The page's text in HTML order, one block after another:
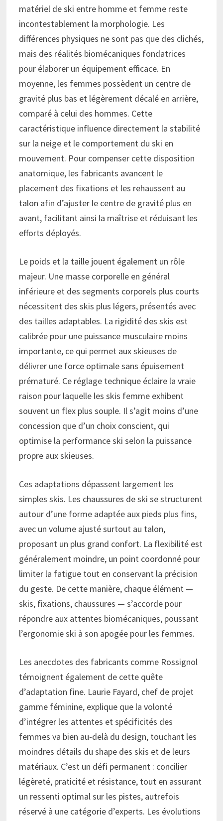
matériel de ski entre homme et femme reste
incontestablement la morphologie. Les
différences physiques ne sont pas que des clichés,
mais des réalités biomécaniques fondatrices
pour élaborer un équipement efficace. En
moyenne, les femmes possèdent un centre de
gravité plus bas et légèrement décalé en arrière,
comparé à celui des hommes. Cette
caractéristique influence directement la stabilité
sur la neige et le comportement du ski en
mouvement. Pour compenser cette disposition
anatomique, les fabricants avancent le
placement des fixations et les rehaussent au
talon afin d’ajuster le centre de gravité plus en
avant, facilitant ainsi la maîtrise et réduisant les
efforts déployés.
Le poids et la taille jouent également un rôle
majeur. Une masse corporelle en général
inférieure et des segments corporels plus courts
nécessitent des skis plus légers, présentés avec
des tailles adaptables. La rigidité des skis est
calibrée pour une puissance musculaire moins
importante, ce qui permet aux skieuses de
délivrer une force optimale sans épuisement
prématuré. Ce réglage technique éclaire la vraie
raison pour laquelle les skis femme exhibent
souvent un flex plus souple. Il s’agit moins d’une
concession que d’un choix conscient, qui
optimise la performance ski selon la puissance
propre aux skieuses.
Ces adaptations dépassent largement les
simples skis. Les chaussures de ski se structurent
autour d’une forme adaptée aux pieds plus fins,
avec un volume ajusté surtout au talon,
proposant un plus grand confort. La flexibilité est
généralement moindre, un point coordonné pour
limiter la fatigue tout en conservant la précision
du geste. De cette manière, chaque élément —
skis, fixations, chaussures — s’accorde pour
répondre aux attentes biomécaniques, poussant
l’ergonomie ski à son apogée pour les femmes.
Les anecdotes des fabricants comme Rossignol
témoignent également de cette quête
d’adaptation fine. Laurie Fayard, chef de projet
gamme féminine, explique que la volonté
d’intégrer les attentes et spécificités des
femmes va bien au-delà du design, touchant les
moindres détails du shape des skis et de leurs
matériaux. C’est un défi permanent : concilier
légèreté, praticité et résistance, tout en assurant
un ressenti optimal sur les pistes, autrefois
réservé à une catégorie d’experts. Les évolutions